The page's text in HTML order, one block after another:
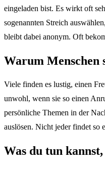
eingeladen bist. Es wirkt oft
sogenannten Streich
bleibt dabei anonym. Oft
Warum Menschen
Viele finden es lustig, einen
unwohl, wenn sie so einen
persönliche Themen in der
auslösen. Nicht jeder findet so
Was du tun